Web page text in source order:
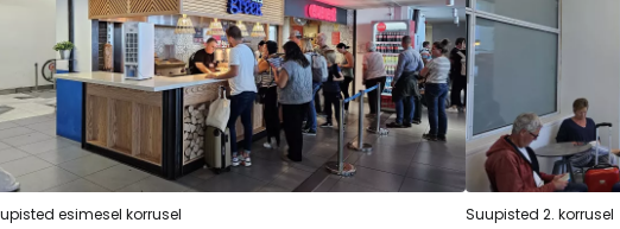
esimesel korrusel Suupisted 2. korrusel